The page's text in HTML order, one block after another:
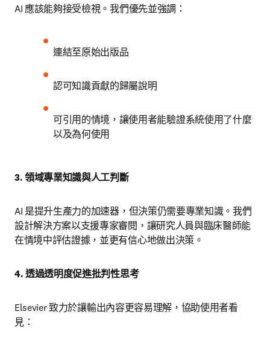
AI 應該能夠接受檢視。我們優先並強調：
連結至原始出版品
認可知識貢獻的歸屬說明
可引用的情境，讓使用者能驗證系統使用了什麼
以及為何使用
3. 領域專業知識與人工判斷
AI 是提升生產力的加速器，但決策仍需要專業知識。我們
設計解決方案以支援專家審閱，讓研究人員與臨床醫師能
在情境中評估證據，並更有信心地做出決策。
4. 透過透明度促進批判性思考
Elsevier 致力於讓輸出內容更容易理解，協助使用者看
見：